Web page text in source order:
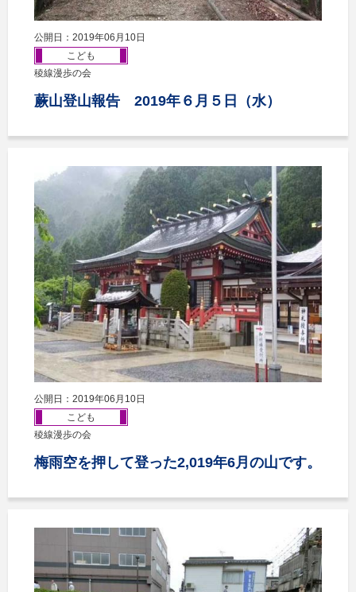
公開日：2019年06月10日
こども
稜線漫歩の会
蕨山登山報告 2019年６月５日（水）
公開日：2019年06月10日
こども
稜線漫歩の会
梅雨空を押して登った2,019年6月の山です。